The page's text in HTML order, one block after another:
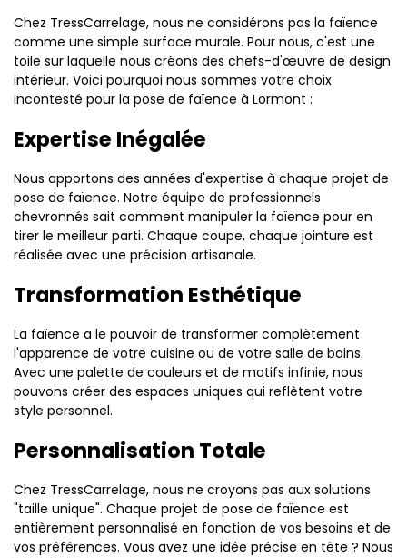
Chez TressCarrelage, nous ne considérons pas la faïence
comme une simple surface murale. Pour nous, c'est une
toile sur laquelle nous créons des chefs-d'œuvre de design
intérieur. Voici pourquoi nous sommes votre choix
incontesté pour la pose de faïence à Lormont :
Expertise Inégalée
Nous apportons des années d'expertise à chaque projet de
pose de faïence. Notre équipe de professionnels
chevronnés sait comment manipuler la faïence pour en
tirer le meilleur parti. Chaque coupe, chaque jointure est
réalisée avec une précision artisanale.
Transformation Esthétique
La faïence a le pouvoir de transformer complètement
l'apparence de votre cuisine ou de votre salle de bains.
Avec une palette de couleurs et de motifs infinie, nous
pouvons créer des espaces uniques qui reflètent votre
style personnel.
Personnalisation Totale
Chez TressCarrelage, nous ne croyons pas aux solutions
"taille unique". Chaque projet de pose de faïence est
entièrement personnalisé en fonction de vos besoins et de
vos préférences. Vous avez une idée précise en tête ? Nous